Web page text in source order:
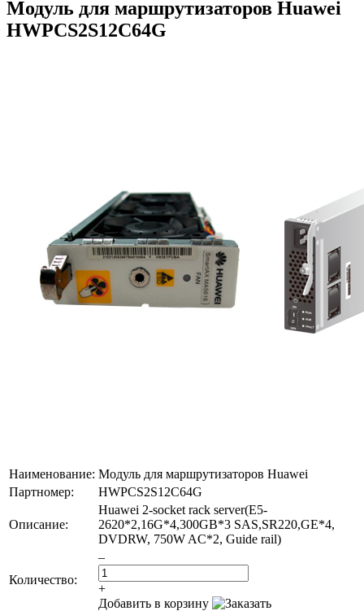
Модуль для маршрутизаторов Huawei
HWPCS2S12C64G
Наименование: Модуль для маршрутизаторов Huawei
Партномер:
HWPCS2S12C64G
Описание:
Huawei 2-socket rack server(E5-
2620*2,16G*4,300GB*3 SAS,SR220,GE*4,
DVDRW, 750W AC*2, Guide rail)
Количество:
–
+
Добавить в корзину